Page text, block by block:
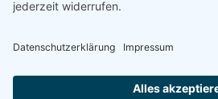
Produktübersicht
Extrawurst, Fleisch, Gailtaler
Webseite